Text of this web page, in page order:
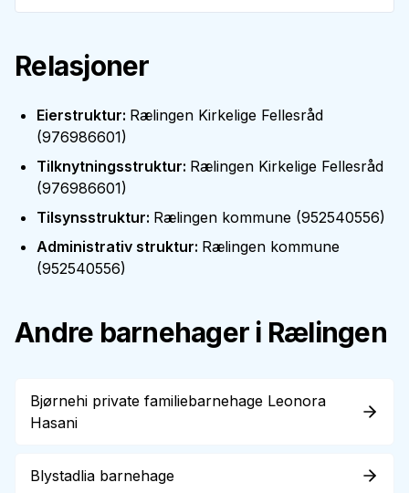
Relasjoner
Eierstruktur: Rælingen Kirkelige Fellesråd
(976986601)
Tilknytningsstruktur: Rælingen Kirkelige Fellesråd
(976986601)
Tilsynsstruktur: Rælingen kommune (952540556)
Administrativ struktur: Rælingen kommune
(952540556)
Andre barnehager i Rælingen
Bjørnehi private familiebarnehage Leonora
Hasani
Blystadlia barnehage